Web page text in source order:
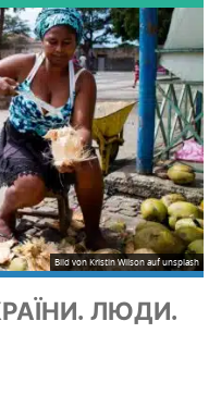
Bild von Kristin Wilson auf unsplash
ЛЮДИ.